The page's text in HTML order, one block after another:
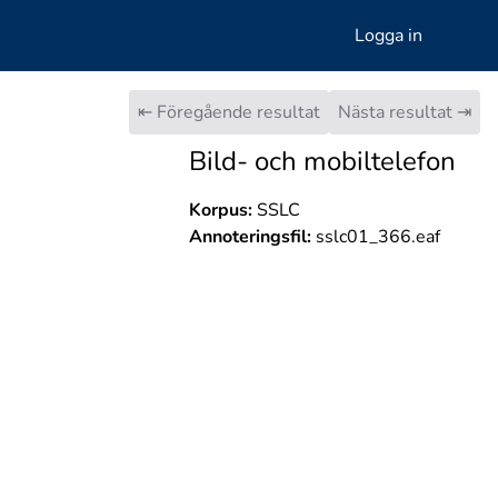
Logga in
⇤ Föregående resultat Nästa resultat ⇥
Bild- och mobiltelefon
Korpus:SSLC
Annoteringsfil:sslc01_366.eaf